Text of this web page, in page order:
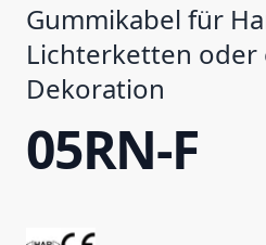
Gummikabel für
Lichterketten oder
Dekoration
05RN-F